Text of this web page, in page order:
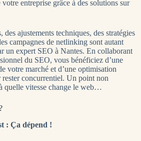
entreprise grâce à des solutions sur
des ajustements techniques, des stratégies
campagnes de netlinking sont autant
un expert SEO à Nantes. En collaborant
du SEO, vous bénéficiez d’une
votre marché et d’une optimisation
concurrentiel. Un point non
quelle vitesse change le web…
: Ça dépend !